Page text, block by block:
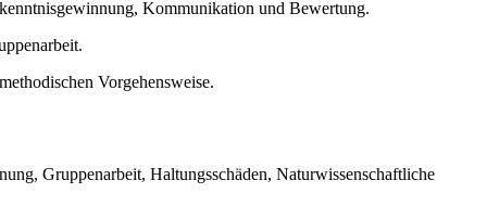
Kommunikation und Bewertung.
Vorgehensweise.
Gruppenarbeit, Haltungsschäden, Naturwissenschaftliche